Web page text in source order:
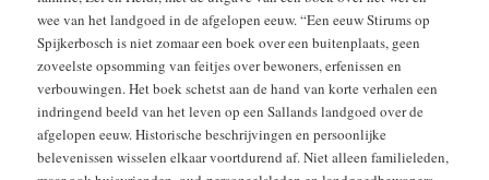
wee van het landgoed in de afgelopen eeuw. “Een eeuw Stirums op
Spijkerbosch is niet zomaar een boek over een buitenplaats, geen
zoveelste opsomming van feitjes over bewoners, erfenissen en
verbouwingen. Het boek schetst aan de hand van korte verhalen een
indringend beeld van het leven op een Sallands landgoed over de
afgelopen eeuw. Historische beschrijvingen en persoonlijke
belevenissen wisselen elkaar voortdurend af. Niet alleen familieleden,